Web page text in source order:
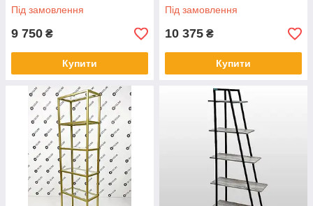
Під замовлення
9 750 ₴
Купити
Під замовлення
10 375 ₴
Купити